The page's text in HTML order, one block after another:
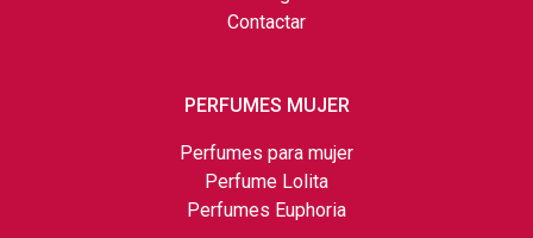
Contactar
PERFUMES MUJER
Perfumes para mujer
Perfume Lolita
Perfumes Euphoria